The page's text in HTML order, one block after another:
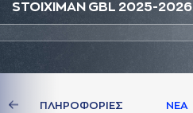
STOIXIMAN GBL 2025-2026
ΠΛΗΡΟΦΟΡΙΕΣ ΝΕA